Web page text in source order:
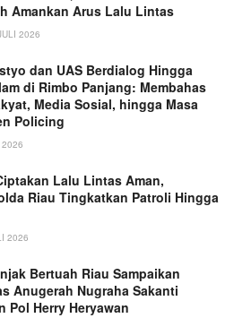
Amankan Arus Lalu Lintas
2026
dan UAS Berdialog Hingga
di Rimbo Panjang: Membahas
Media Sosial, hingga Masa
Policing
Lalu Lintas Aman,
Riau Tingkatkan Patroli Hingga
2026
Bertuah Riau Sampaikan
Anugerah Nugraha Sakanti
Pol Herry Heryawan